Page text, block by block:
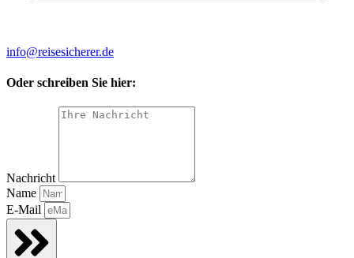
info@reisesicherer.de
Oder schreiben Sie hier:
Nachricht
Name
E-Mail